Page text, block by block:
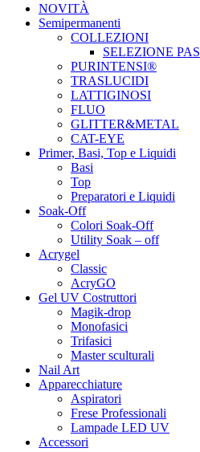
NOVITÀ
Semipermanenti
COLLEZIONI
SELEZIONE
PURINTENSI®
TRASLUCIDI
LATTIGINOSI
FLUO
GLITTER&METAL
CAT-EYE
Primer, Basi, Top e Liquidi
Basi
Top
Preparatori e Liquidi
Soak-Off
Colori Soak-Off
Utility Soak – off
Acrygel
Classic
AcryGO
Gel UV Costruttori
Magik-drop
Monofasici
Trifasici
Master sculturali
Nail Art
Apparecchiature
Aspiratori
Frese Professionali
Lampade LED UV
Accessori